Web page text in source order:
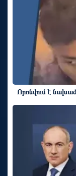
Որոնվում է